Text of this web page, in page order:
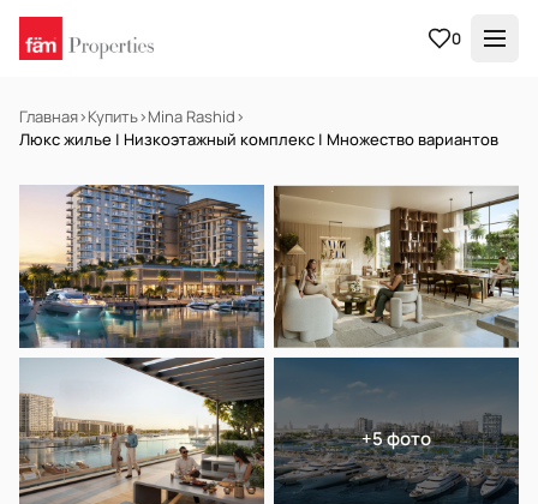
0
Главная›Купить›Mina Rashid›
Люкс жилье | Низкоэтажный комплекс | Множество вариантов
НА ПРОДАЖУ Off-plan
+5 фото